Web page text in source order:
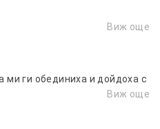
Виж още
ми ги обединиха и дойдоха с
Виж още